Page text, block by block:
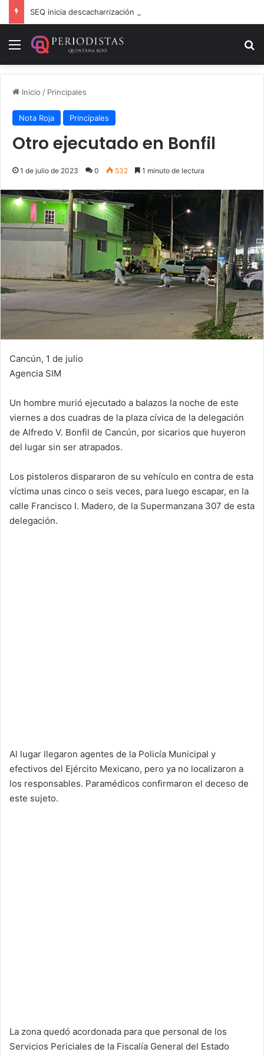
Menú
Inicio / Principales
Nota Roja Principales
Otro ejecutado en Bonfil
1 de julio de 2023 0 532 1 minuto de lectura
Cancún, 1 de julio
Agencia SIM
Un hombre murió ejecutado a balazos la noche de este
viernes a dos cuadras de la plaza cívica de la delegación
de Alfredo V. Bonfil de Cancún, por sicarios que huyeron
del lugar sin ser atrapados.
Los pistoleros dispararon de su vehículo en contra de esta
víctima unas cinco o seis veces, para luego escapar, en la
calle Francisco I. Madero, de la Supermanzana 307 de esta
delegación.
Al lugar llegaron agentes de la Policía Municipal y
efectivos del Ejército Mexicano, pero ya no localizaron a
los responsables. Paramédicos confirmaron el deceso de
este sujeto.
La zona quedó acordonada para que personal de los
Servicios Periciales de la Fiscalía General del Estado